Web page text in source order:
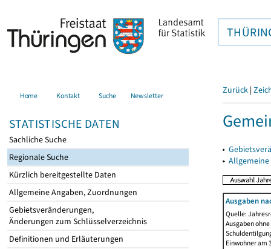
Home Kontakt Suche Newsletter
STATISTISCHE DATEN
Sachliche Suche
Regionale Suche
Kürzlich bereitgestellte Daten
Allgemeine Angaben, Zuordnungen
Gebietsveränderungen,
Änderungen zum Schlüsselverzeichnis
Definitionen und Erläuterungen
Zurück |
▸
▸
Ausgaben
Quelle:
Ausgaben
Einwohner am